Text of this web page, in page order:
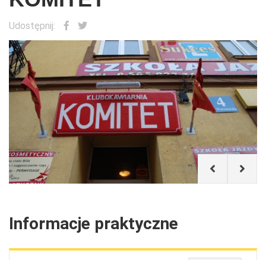
Udostępnij:
Krzysztof Szczęsny
Informacje praktyczne